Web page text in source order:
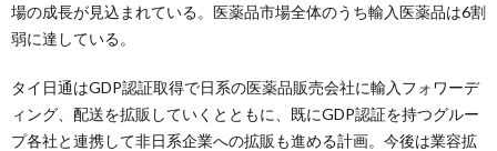
場の成長が見込まれている。医薬品市場全体のうち輸入医薬品は6割
弱に達している。
タイ日通はGDP認証取得で日系の医薬品販売会社に輸入フォワーデ
ィング、配送を拡販していくとともに、既にGDP認証を持つグルー
プ各社と連携して非日系企業への拡販も進める計画。今後は業容拡